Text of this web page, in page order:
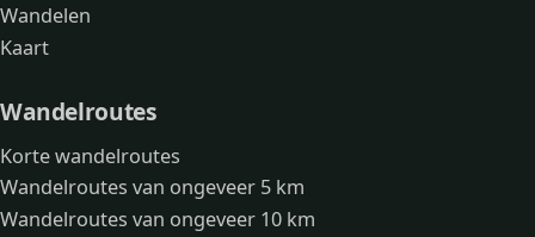
Wandelen
Kaart
Wandelroutes
Korte wandelroutes
Wandelroutes van ongeveer 5 km
Wandelroutes van ongeveer 10 km